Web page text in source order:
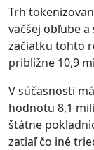
Trh
väčšej obľube
začiatku tohto
približne 10,9
V súčasnosti
hodnotu 8,1
štátne
zatiaľ čo iné